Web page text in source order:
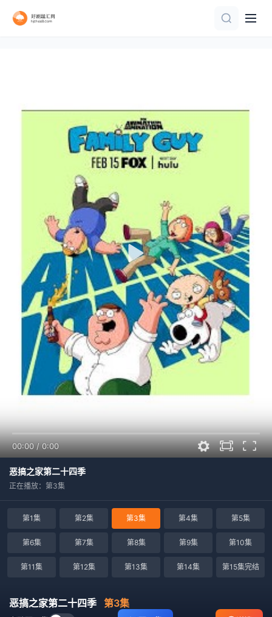
00:00/0:00
恶搞之家第二十四季
正在播放：第3集
第1集 第2集 第3集 第4集 第5集
第6集 第7集 第8集 第9集 第10集
第11集 第12集 第13集 第14集 第15集完结
恶搞之家第二十四季 第3集
已完结
更新至15集
第41集
HD国语
更新至08集
第107集已完结
连载中 连载到5集
第23集完结
完结
更新至第09集